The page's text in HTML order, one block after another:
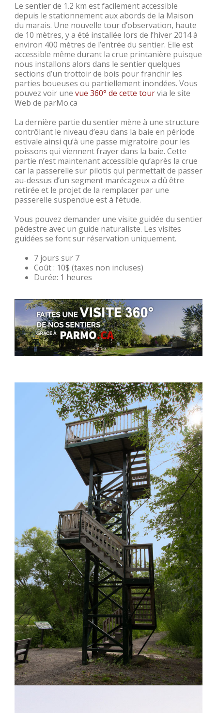
Le sentier de 1.2 km est facilement accessible
depuis le stationnement aux abords de la Maison
du marais. Une nouvelle tour d’observation, haute
de 10 mètres, y a été installée lors de l’hiver 2014 à
environ 400 mètres de l’entrée du sentier. Elle est
accessible même durant la crue printanière puisque
nous installons alors dans le sentier quelques
sections d’un trottoir de bois pour franchir les
parties boueuses ou partiellement inondées. Vous
pouvez voir une vue 360° de cette tourvia le site
Web de parMo.ca
La dernière partie du sentier mène à une structure
contrôlant le niveau d’eau dans la baie en période
estivale ainsi qu’à une passe migratoire pour les
poissons qui viennent frayer dans la baie. Cette
partie n’est maintenant accessible qu’après la crue
car la passerelle sur pilotis qui permettait de passer
au-dessus d’un segment marécageux a dû être
retirée et le projet de la remplacer par une
passerelle suspendue est à l’étude.
Vous pouvez demander une visite guidée du sentier
pédestre avec un guide naturaliste. Les visites
guidées se font sur réservation uniquement.
7 jours sur 7
Coût : 10$ (taxes non incluses)
Durée: 1 heures